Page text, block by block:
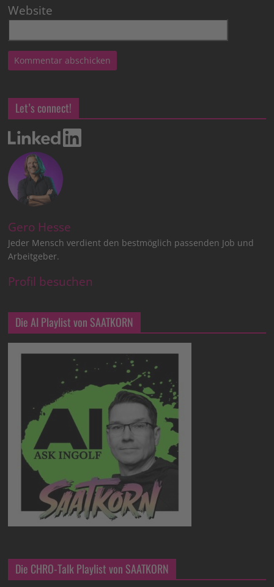
Website
Let’s connect!
Gero Hesse
Jeder Mensch verdient den bestmöglich passenden Job und
Arbeitgeber.
Profil besuchen
Die AI Playlist von SAATKORN
Die CHRO-Talk Playlist von SAATKORN